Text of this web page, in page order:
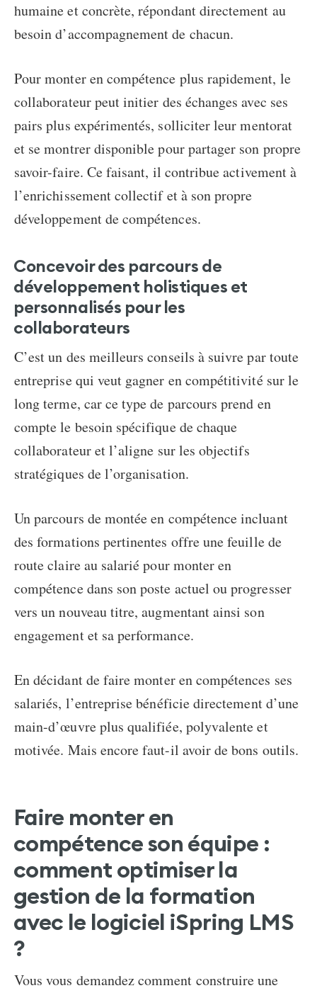
humaine et concrète, répondant directement au
besoin d’accompagnement de chacun.
Pourmonter en compétence plus rapidement, le
collaborateur peut initier des échanges avec ses
pairs plus expérimentés, solliciter leur mentorat
et se montrer disponible pour partager son propre
savoir-faire. Ce faisant, il contribue activement à
l’enrichissement collectif et à son propre
développement de compétences.
Concevoir des parcours de
développement holistiques et
personnalisés pour les
collaborateurs
C’est un des meilleurs conseils à suivre par toute
entreprise qui veut gagner en compétitivité sur le
long terme, car ce type de parcours prend en
compte le besoin spécifique de chaque
collaborateur et l’aligne sur les objectifs
stratégiques de l’organisation.
Unparcours de montée en compétenceincluant
des formations pertinentes offre une feuille de
route claire au salarié pourmonter en
compétencedans son poste actuel ou progresser
vers un nouveau titre, augmentant ainsi son
engagement et sa performance.
En décidant defaire monter en compétences ses
salariés, l’entreprise bénéficie directement d’une
main-d’œuvre plus qualifiée, polyvalente et
motivée. Mais encore faut-il avoir de bons outils.
Faire monter en
compétence son équipe :
comment optimiser la
gestion de la formation
avec le logiciel iSpring LMS
?
Vous vous demandez comment construire une